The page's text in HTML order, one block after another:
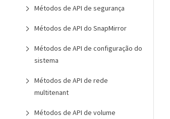
Métodos de API de segurança
Métodos de API do SnapMirror
Métodos de API de configuração do
sistema
Métodos de API de rede
multitenant
Métodos de API de volume